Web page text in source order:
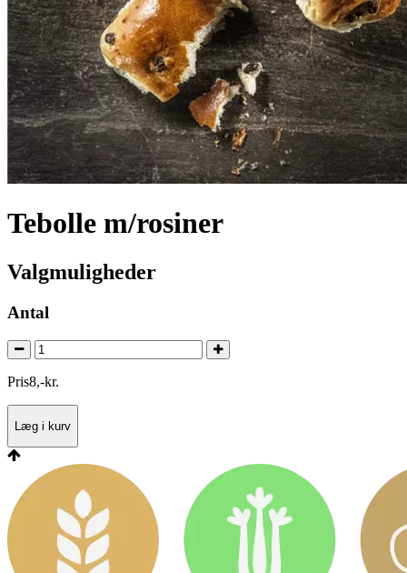
Tebolle m/rosiner
Valgmuligheder
Antal
Pris8,-kr.
Læg i kurv